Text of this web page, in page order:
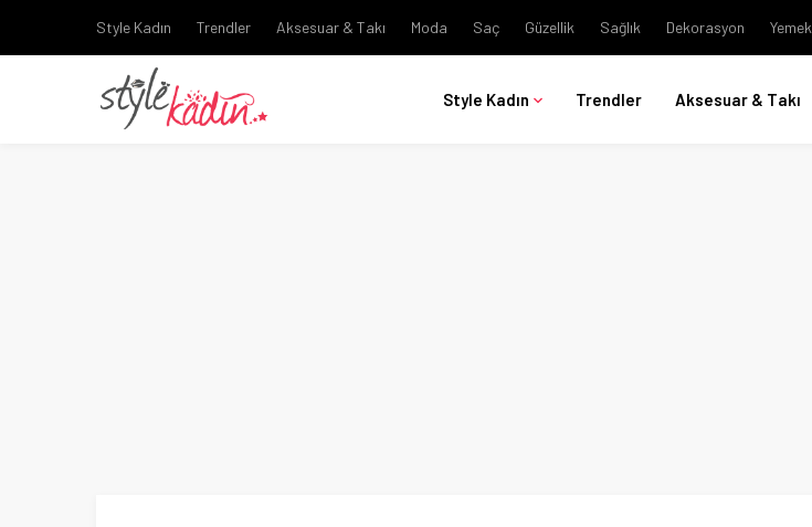
Style Kadın Trendler Aksesuar & Takı Moda Saç Güzellik Sağlık Dekorasyon Yemek
Style Kadın Trendler Aksesuar & Takı